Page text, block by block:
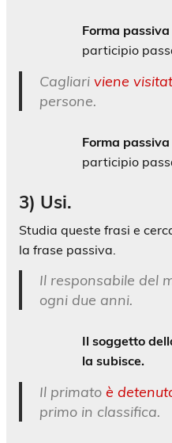
Forma passiva
participio
Cagliariviene
persone.
Forma passiva
participio
3) Usi.
Studia queste frasi e
la frase passiva.
Il responsabile del
ogni due anni.
Il soggetto
la subisce.
Il primatoè
primo in classifica.